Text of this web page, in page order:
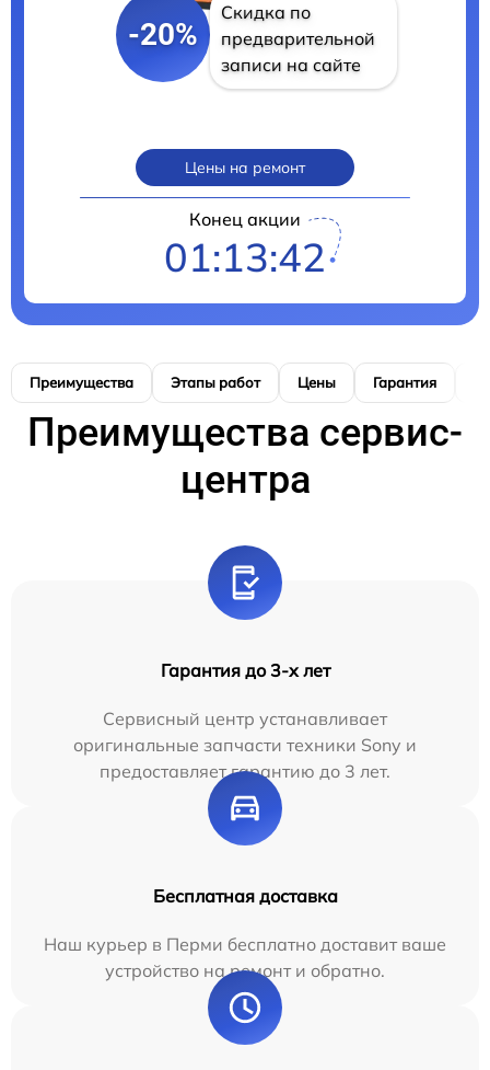
-20%
Скидка по
предварительной
записи на сайте
Цены на ремонт
Конец акции
01:13:41
Преимущества Этапы работ Цены Гарантия
Преимущества сервис-
центра
Гарантия до 3-х лет
Сервисный центр устанавливает
оригинальные запчасти техники Sony и
предоставляет гарантию до 3 лет.
Бесплатная доставка
Наш курьер в Перми бесплатно доставит ваше
устройство на ремонт и обратно.